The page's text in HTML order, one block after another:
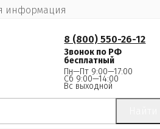
информация
8 (800) 550-26-12
Звонок по РФ
бесплатный
Пн—Пт 9:00—17:00
Сб 9:00—14:00
Вс выходной